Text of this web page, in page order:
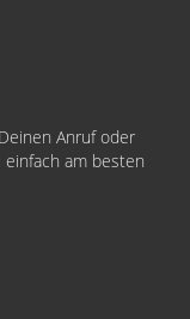
Anruf oder
einfach am besten